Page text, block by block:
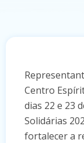
Centro
dias 22 e 23
Solidárias
fortalecer a